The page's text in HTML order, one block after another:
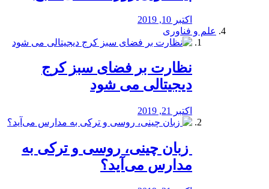
اکتبر 10, 2019
علم و فناوری
نظارت بر فضای سبز کرج
دیجیتالی می شود
اکتبر 21, 2019
️ زبان چینی، روسی و ترکی به
مدارس می‌آید؟